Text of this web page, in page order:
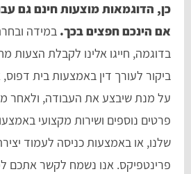
כן, הדוגמאות מוצעות חינם גם
אם הינכם חפצים בכך. במידה
בדוגמה, חייגו אלינו לקבלת הצעות
ביקור לעורך דין באמצעות בית דפוס,
על מנת שיבצע את העבודה, ולאחר
פרטים נוספים ושירות מקצועי
שלנו, או באמצעות כניסה לעמוד
פרינטפיקס. אנו נשמח לקשר אתכם